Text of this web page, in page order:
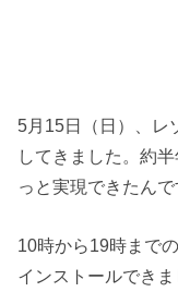
5月15日（日）、レ
してきました。約
っと実現できたんで
10時から19時まで
インストールできま